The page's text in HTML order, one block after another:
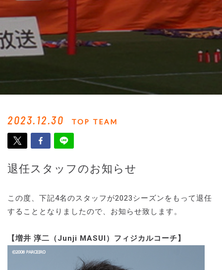
2023.12.30 TOP TEAM
退任スタッフのお知らせ
この度、下記4名のスタッフが2023シーズンをもって退任
することとなりましたので、お知らせ致します。
【増井 淳二（Junji MASUI）フィジカルコーチ】